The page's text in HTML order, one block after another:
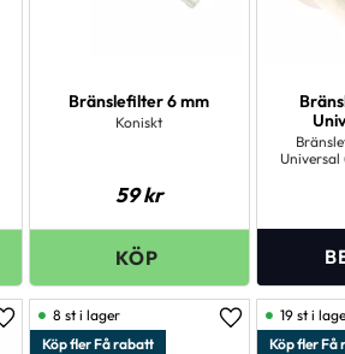
Bränslefilter 6 mm
Koniskt
59kr
Universal
Lägg till i favoriter
Köp fler Få rabatt
Lägg till i
8 st i lager
Köp fler Få
19 st i